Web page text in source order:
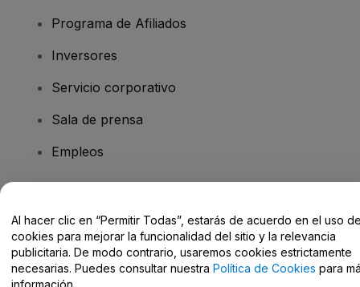
Programa de Afiliados
Inversores
Servicio corporativo
Sala de prensa
Empleos
Centro de Ayuda / Contacto
Al hacer clic en “Permitir Todas”, estarás de acuerdo en el uso
cookies para mejorar la funcionalidad del sitio y la relevancia
publicitaria. De modo contrario, usaremos cookies estrictamente
necesarias. Puedes consultar nuestra Política de Cookies para
información.